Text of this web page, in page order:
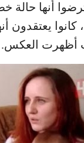
أنها
يعتقدون
أظهرت العكس.